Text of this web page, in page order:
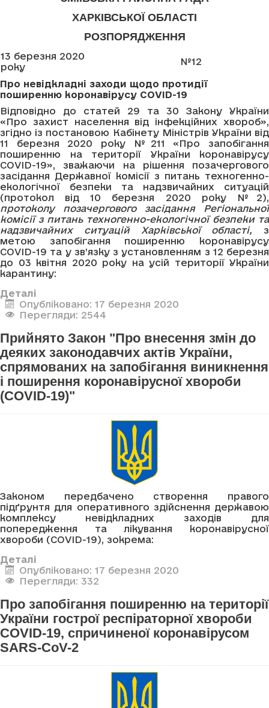
ХАРКІВСЬКОЇ ОБЛАСТІ
РОЗПОРЯДЖЕННЯ
13 березня 2020
року
№12
Про невідкладні заходи щодо протидії
поширенню коронавірусу COVID-19
Відповідно до статей 29 та 30 Закону України
«Про захист населення від інфекційних хвороб»,
згідно із постановою Кабінету Міністрів України від
11 березня 2020 року №211 «Про запобігання
поширенню на території України коронавірусу
COVID-19», зважаючи на рішення позачергового
засідання Державної комісії з питань техногенно-
екологічної безпеки та надзвичайних ситуацій
(протокол від 10 березня 2020 року №2),
протоколу позачергового засідання Регіональної
комісії з питань техногенно-екологічної безпеки та
надзвичайних ситуацій Харківської області, з
метою запобігання поширенню коронавірусу
COVID-19 та у зв’язку з установленням з 12 березня
до 03 квітня 2020 року на усій території України
карантину:
Деталі
Опубліковано: 17 березня 2020
Перегляди: 2544
Прийнято Закон "Про внесення змін до
деяких законодавчих актів України,
спрямованих на запобігання виникнення
і поширення коронавірусної хвороби
(COVID-19)"
Законом передбачено створення правого
підґрунтя для оперативного здійснення державою
комплексу невідкладних заходів для
попередження та лікування коронавірусної
хвороби (COVID-19), зокрема:
Деталі
Опубліковано: 17 березня 2020
Перегляди: 332
Про запобігання поширенню на території
України гострої респіраторної хвороби
COVID-19, спричиненої коронавірусом
SARS-CoV-2